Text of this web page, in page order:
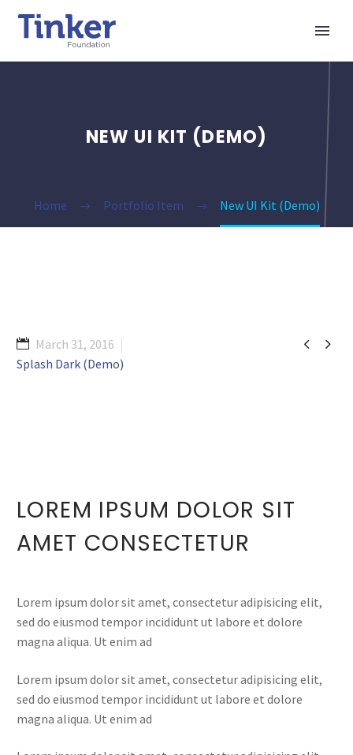
NEW UI KIT (DEMO)
Home Portfolio Item New UI Kit (Demo)
 
March 31, 2016
Splash Dark (Demo)
LOREM IPSUM DOLOR SIT
AMET CONSECTETUR
Lorem ipsum dolor sit amet, consectetur adipisicing elit,
sed do eiusmod tempor incididunt ut labore et dolore
magna aliqua. Ut enim ad
Lorem ipsum dolor sit amet, consectetur adipisicing elit,
sed do eiusmod tempor incididunt ut labore et dolore
magna aliqua. Ut enim ad